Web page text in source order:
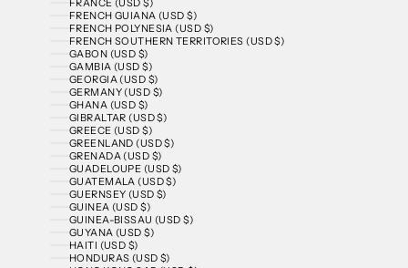
FRENCH GUIANA (USD $)
FRENCH POLYNESIA (USD $)
FRENCH SOUTHERN TERRITORIES (USD $)
GABON (USD $)
GAMBIA (USD $)
GEORGIA (USD $)
GERMANY (USD $)
GHANA (USD $)
GIBRALTAR (USD $)
GREECE (USD $)
GREENLAND (USD $)
GRENADA (USD $)
GUADELOUPE (USD $)
GUATEMALA (USD $)
GUERNSEY (USD $)
GUINEA (USD $)
GUINEA-BISSAU (USD $)
GUYANA (USD $)
HAITI (USD $)
HONDURAS (USD $)